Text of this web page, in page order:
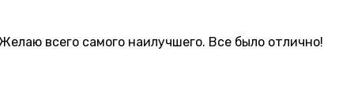
всего самого наилучшего. Все было отлично!